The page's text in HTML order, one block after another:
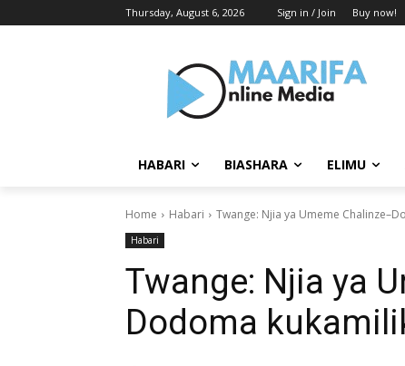
Thursday, August 6, 2026 Sign in / Join Buy now!
HABARI BIASHARA ELIMU
Home Habari Twange: Njia ya Umeme
Habari
Twange: Njia ya
Dodoma